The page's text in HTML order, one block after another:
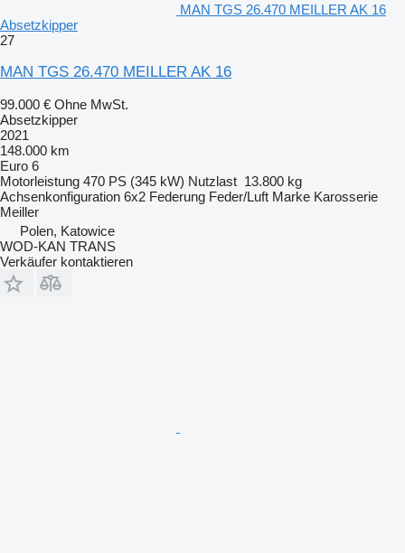
MAN TGS 26.470 MEILLER AK 16
Absetzkipper
27
MAN TGS 26.470 MEILLER AK 16
99.000 € Ohne MwSt.
Absetzkipper
2021
148.000 km
Euro 6
Motorleistung 470 PS (345 kW) Nutzlast 13.800 kg
Achsenkonfiguration 6x2 Federung Feder/Luft Marke Karosserie
Meiller
Polen, Katowice
WOD-KAN TRANS
Verkäufer kontaktieren